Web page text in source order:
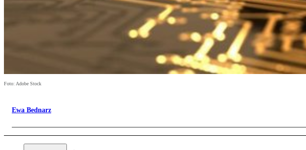
Foto: Adobe Stock
Ewa Bednarz